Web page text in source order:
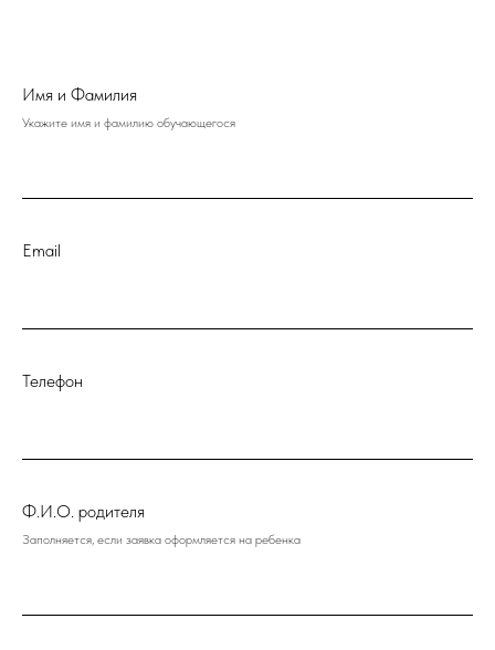
Имя и Фамилия
Укажите имя и фамилию обучающегося
Email
Телефон
Ф.И.О. родителя
Заполняется, если заявка оформляется на ребенка